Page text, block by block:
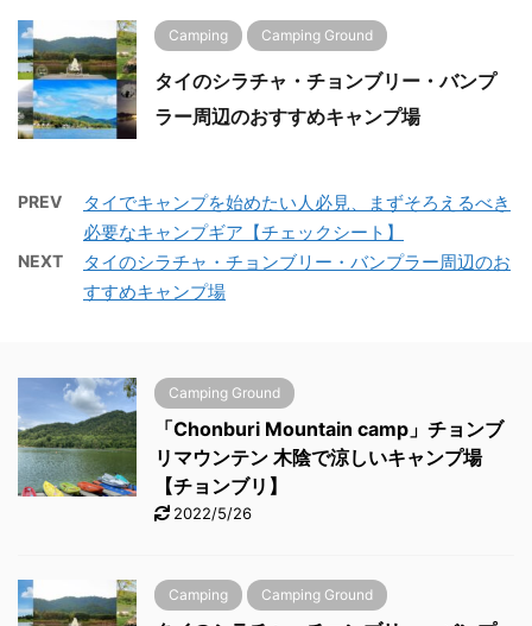
Camping Camping Ground
タイのシラチャ・チョンブリー・バンプ
ラー周辺のおすすめキャンプ場
PREV
タイでキャンプを始めたい人必見、まずそろえるべき
必要なキャンプギア【チェックシート】
NEXT
タイのシラチャ・チョンブリー・バンプラー周辺のお
すすめキャンプ場
Camping Ground
「Chonburi Mountain camp」チョンブ
リマウンテン 木陰で涼しいキャンプ場
【チョンブリ】
2022/5/26
Camping Camping Ground